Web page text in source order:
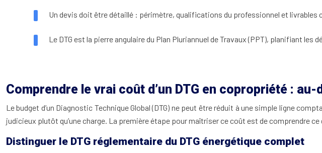
Un devis doit être détaillé : périmètre, qualifications du professionnel et livrables
Le DTG est la pierre angulaire du Plan Pluriannuel de Travaux (PPT), planifiant les
Comprendre le vrai coût d’un DTG en copropriété :
Le budget d’un Diagnostic Technique Global (DTG) ne peut être réduit à une simple ligne
judicieux plutôt qu’une charge. La première étape pour maîtriser ce coût est de comprendre ce
Distinguer le DTG réglementaire du DTG énergétique complet